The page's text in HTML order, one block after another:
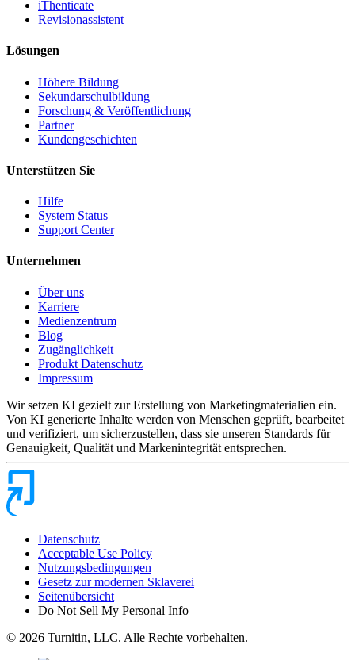
iThenticate
Revisionassistent
Lösungen
Höhere Bildung
Sekundarschulbildung
Forschung & Veröffentlichung
Partner
Kundengeschichten
Unterstützen Sie
Hilfe
System Status
Support Center
Unternehmen
Über uns
Karriere
Medienzentrum
Blog
Zugänglichkeit
Produkt Datenschutz
Impressum
Wir setzen KI gezielt zur Erstellung von Marketingmaterialien ein.
Von KI generierte Inhalte werden von Menschen geprüft, bearbeitet
und verifiziert, um sicherzustellen, dass sie unseren Standards für
Genauigkeit, Qualität und Markenintegrität entsprechen.
Datenschutz
Acceptable Use Policy
Nutzungsbedingungen
Gesetz zur modernen Sklaverei
Seitenübersicht
Do Not Sell My Personal Info
© 2026 Turnitin, LLC. Alle Rechte vorbehalten.